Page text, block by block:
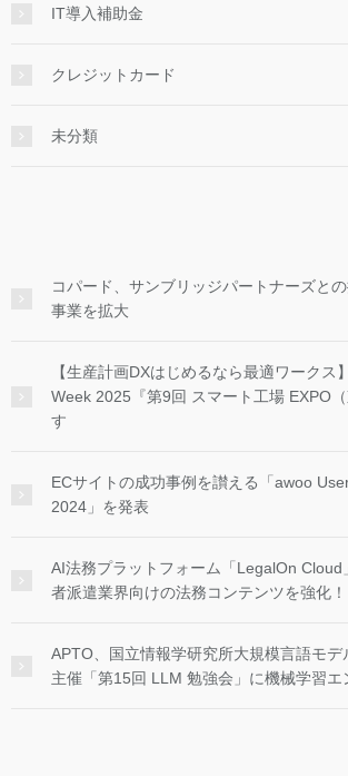
IT導入補助金
クレジットカード
未分類
コパード、サンブリッジパートナーズと
事業を拡大
【生産計画DXはじめるなら最適ワークス
Week 2025『第9回 スマート工場 EXPO
す
ECサイトの成功事例を讃える「awoo
2024」を発表
AI法務プラットフォーム「LegalOn Cloud
者派遣業界向けの法務コンテンツを強化！
APTO、国立情報学研究所大規模言語モデ
主催「第15回 LLM 勉強会」に機械学習エ